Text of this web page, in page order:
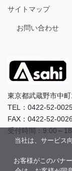
サイトマップ
お問い合わせ
東京都武蔵野市中
TEL：0422-52-
FAX：0422-52-0026
受付時間：9:00～
当社は、サービス
お客様がこのバナ